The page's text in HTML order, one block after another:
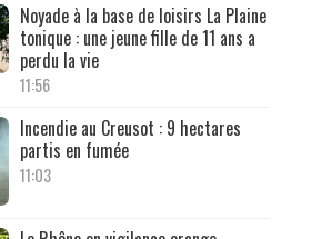
Noyade à la base de loisirs La Plaine
tonique : une jeune fille de 11 ans a
perdu la vie
11:56
Incendie au Creusot : 9 hectares
partis en fumée
11:03